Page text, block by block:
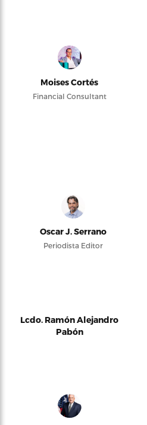
Moises Cortés
Financial Consultant
Oscar J. Serrano
Periodista Editor
Lcdo. Ramón Alejandro
Pabón